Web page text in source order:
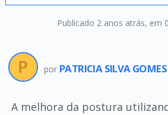
Publicado 2 anos atrás, em
por PATRICIA SILVA GOMES
A melhora da postura